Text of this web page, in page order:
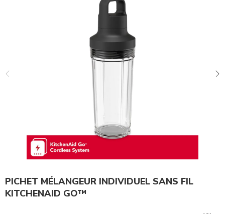
PICHET MÉLANGEUR INDIVIDUEL SANS FIL
KITCHENAID GO™